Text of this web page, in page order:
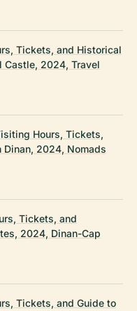
Tickets, and Historical
Castle, 2024, Travel
Hours, Tickets,
2024, Nomads
Tickets, and
2024, Dinan-Cap
Tickets, and Guide to